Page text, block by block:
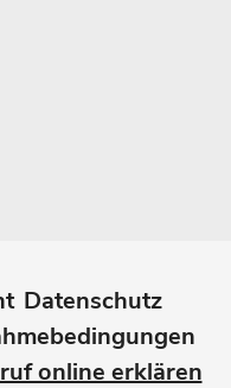
Datenschutz
online erklären